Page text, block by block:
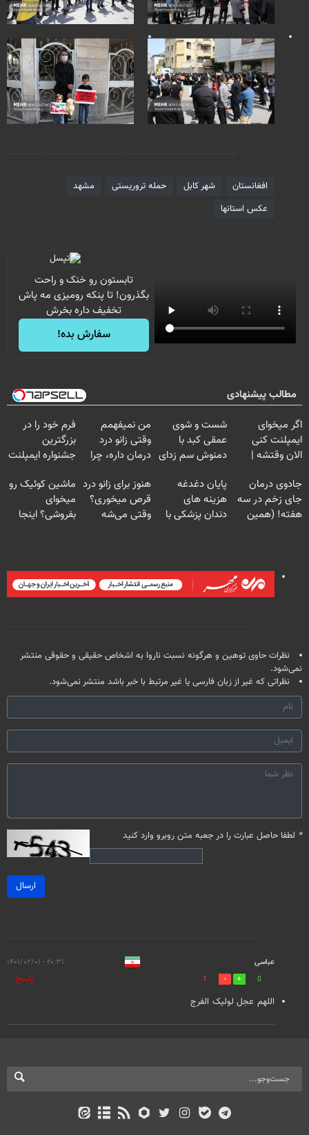
افغانستان شهر کابل حمله تروریستی
مشهد
عکس استانها
تابستون رو خنک و راحت
بگذرون! تا پنکه رومیزی مه پاش
تخفیف داره بخرش
سفارش بده!
مطالب پیشنهادی
اگر میخوای
ایمپلنت کنی
الان وقتشه |
میلیون تومان!!!
شست و شوی
عمقی کبد با
دمنوش سم زدای
من نمیفهمم
وقتی زانو درد
درمان داره، چرا
تحمل میکنی؟❗
فرم خود را در
بزرگترین
جشنواره ایمپلنت
فقط ۲۵ میلیون
جادوی درمان
جای زخم در سه
هفته! (همین
پایان دغدغه
هزینه های
دندان پزشکی با
هنوز برای زانو درد
قرص میخوری؟
وقتی می‌شه
ماشین کوئیک رو
میخوای
بفروشی؟ اینجا
نظرات حاوی توهین و هرگونه نسبت ناروا به اشخاص حقیقی و حقوقی منتشر
نمی‌شود.
نظراتی که غیر از زبان فارسی یا غیر مرتبط با خبر باشد منتشر نمی‌شود.
* لطفا حاصل عبارت را در جعبه متن روبرو وارد کنید
ارسال
عباسی ۲۰:۳۱ - ۱۴۰۱/۰۲/۰۱
0
1
پاسخ
اللهم عجل لولیک الفرج